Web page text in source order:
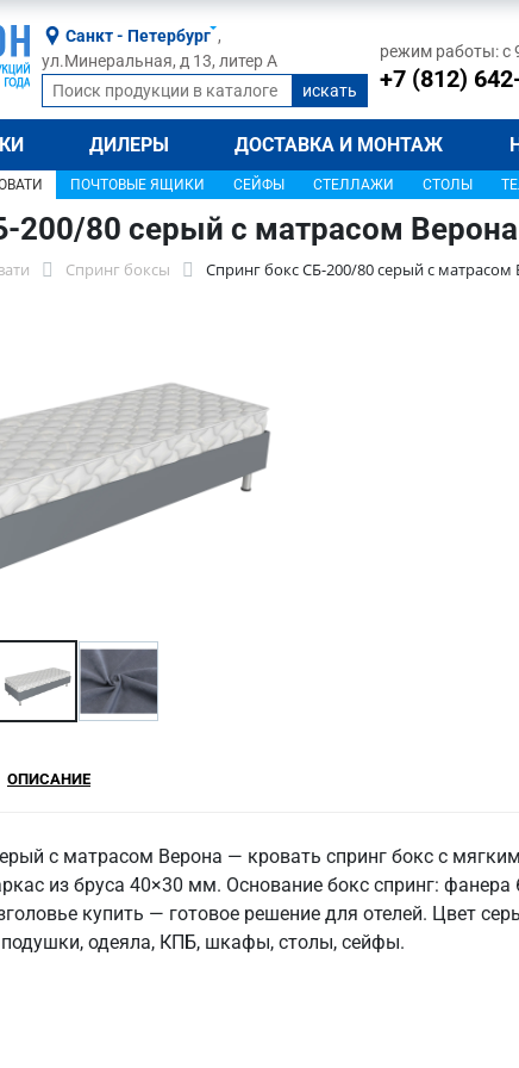
Санкт - Петербург ,
ул.Минеральная, д 13, литер А
режим работы: с
+7 (812)
ДИЛЕРЫ ДОСТАВКА И МОНТАЖ
ПОЧТОВЫЕ ЯЩИКИ СЕЙФЫ СТЕЛЛАЖИ СТОЛЫ
200/80 серый с матрасом Верона
Спринг боксы Спринг бокс СБ-200/80 серый с матрасом
ОПИСАНИЕ
с матрасом Верона — кровать спринг бокс с
из бруса 40×30 мм. Основание бокс спринг:
купить — готовое решение для отелей. Цвет
подушки, одеяла, КПБ, шкафы, столы, сейфы.